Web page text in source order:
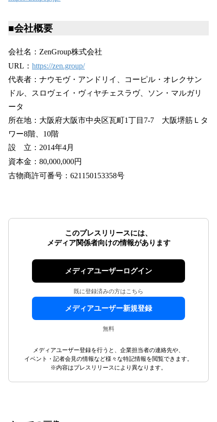
■会社概要
会社名：ZenGroup株式会社
URL： https://zen.group/
代表者：ナウモヴ・アンドリイ、コーピル・オレクサン
ドル、スロヴェイ・ヴィヤチェスラヴ、ソン・マルガリ
ータ
所在地：大阪府大阪市中央区瓦町1丁目7-7 大阪堺筋Ｌタ
ワー8階、10階
設 立：2014年4月
資本金：80,000,000円
古物商許可番号：621150153358号
このプレスリリースには、
メディア関係者向けの情報があります
メディアユーザーログイン
既に登録済みの方はこちら
メディアユーザー新規登録
無料
メディアユーザー登録を行うと、企業担当者の連絡先や、
イベント・記者会見の情報など様々な特記情報を閲覧できます。
※内容はプレスリリースにより異なります。